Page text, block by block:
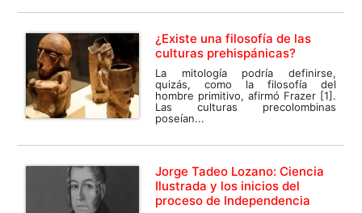
¿Existe una filosofía de las
culturas prehispánicas?
La mitología podría definirse,
quizás, como la filosofía del
hombre primitivo, afirmó Frazer [1].
Las culturas precolombinas
poseían...
Jorge Tadeo Lozano: Ciencia
Ilustrada y los inicios del
proceso de Independencia